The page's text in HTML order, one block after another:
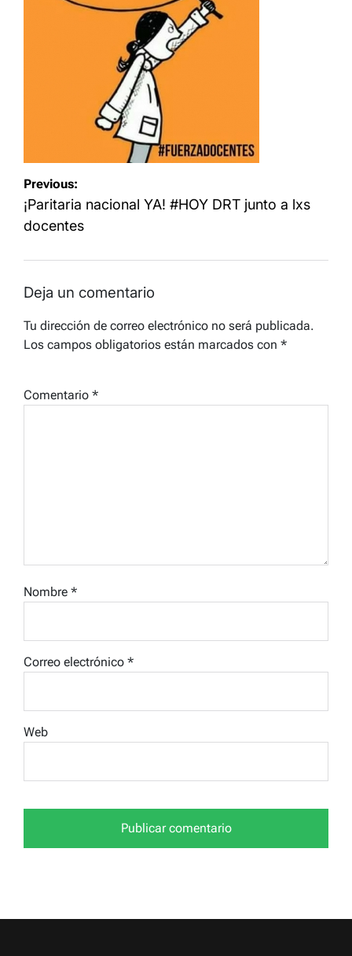
Navegación
de
entradas
Previous:
¡Paritaria nacional YA! #HOY DRT junto a lxs
docentes
Deja un comentario
Tu dirección de correo electrónico no será publicada.
Los campos obligatorios están marcados con *
Comentario *
Nombre *
Correo electrónico *
Web